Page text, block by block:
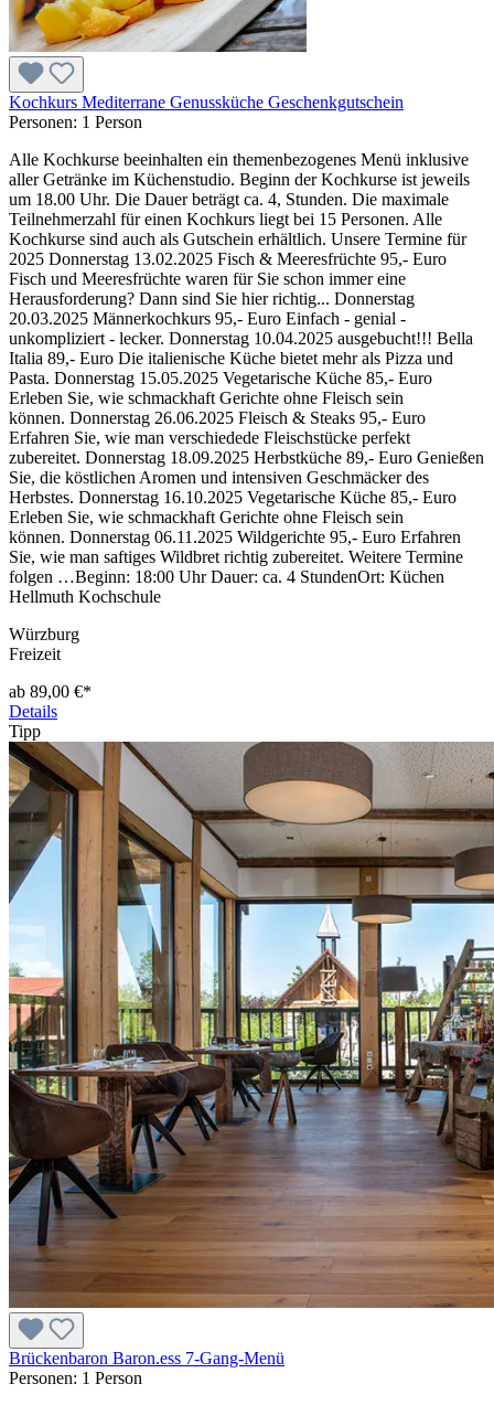
Kochkurs Mediterrane Genussküche Geschenkgutschein
Personen: 1 Person
Alle Kochkurse beeinhalten ein themenbezogenes Menü inklusive
aller Getränke im Küchenstudio. Beginn der Kochkurse ist jeweils
um 18.00 Uhr. Die Dauer beträgt ca. 4, Stunden. Die maximale
Teilnehmerzahl für einen Kochkurs liegt bei 15 Personen. Alle
Kochkurse sind auch als Gutschein erhältlich. Unsere Termine für
2025 Donnerstag 13.02.2025 Fisch & Meeresfrüchte 95,- Euro
Fisch und Meeresfrüchte waren für Sie schon immer eine
Herausforderung? Dann sind Sie hier richtig... Donnerstag
20.03.2025 Männerkochkurs 95,- Euro Einfach - genial -
unkompliziert - lecker. Donnerstag 10.04.2025 ausgebucht!!! Bella
Italia 89,- Euro Die italienische Küche bietet mehr als Pizza und
Pasta. Donnerstag 15.05.2025 Vegetarische Küche 85,- Euro
Erleben Sie, wie schmackhaft Gerichte ohne Fleisch sein
können. Donnerstag 26.06.2025 Fleisch & Steaks 95,- Euro
Erfahren Sie, wie man verschiedede Fleischstücke perfekt
zubereitet. Donnerstag 18.09.2025 Herbstküche 89,- Euro Genießen
Sie, die köstlichen Aromen und intensiven Geschmäcker des
Herbstes. Donnerstag 16.10.2025 Vegetarische Küche 85,- Euro
Erleben Sie, wie schmackhaft Gerichte ohne Fleisch sein
können. Donnerstag 06.11.2025 Wildgerichte 95,- Euro Erfahren
Sie, wie man saftiges Wildbret richtig zubereitet. Weitere Termine
folgen …Beginn: 18:00 Uhr Dauer: ca. 4 StundenOrt: Küchen
Hellmuth Kochschule
Würzburg
Freizeit
ab 89,00 €*
Details
Tipp
Brückenbaron Baron.ess 7-Gang-Menü
Personen: 1 Person